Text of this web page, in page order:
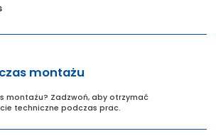
montażu
montażu? Zadzwoń, aby otrzymać
techniczne podczas prac.